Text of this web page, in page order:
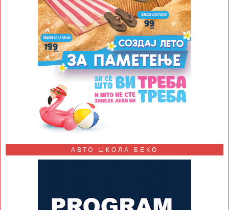
АВТО ШКОЛА БЕКО